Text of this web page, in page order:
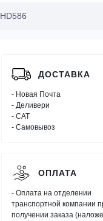
HD586
ДОСТАВКА
- Новая Почта
- Деливери
- САТ
- Самовывоз
ОПЛАТА
- Оплата на отделении
транспортной компании
получении заказа